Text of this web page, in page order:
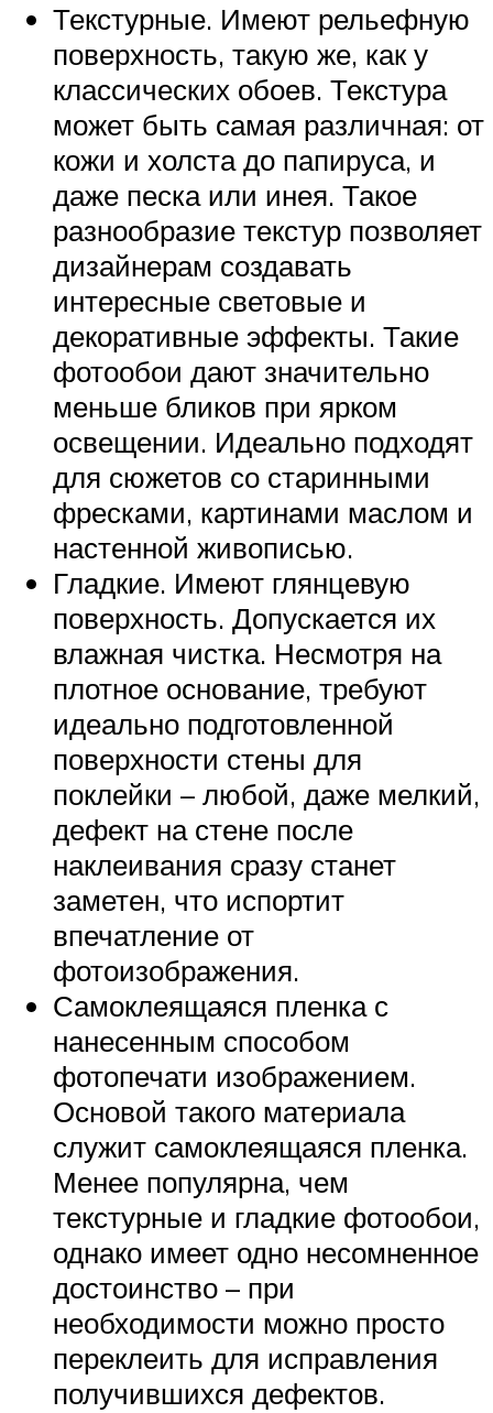
Текстурные. Имеют рельефную
поверхность, такую же, как у
классических обоев. Текстура
может быть самая различная: от
кожи и холста до папируса, и
даже песка или инея. Такое
разнообразие текстур позволяет
дизайнерам создавать
интересные световые и
декоративные эффекты. Такие
фотообои дают значительно
меньше бликов при ярком
освещении. Идеально подходят
для сюжетов со старинными
фресками, картинами маслом и
настенной живописью.
Гладкие. Имеют глянцевую
поверхность. Допускается их
влажная чистка. Несмотря на
плотное основание, требуют
идеально подготовленной
поверхности стены для
поклейки – любой, даже мелкий,
дефект на стене после
наклеивания сразу станет
заметен, что испортит
впечатление от
фотоизображения.
Самоклеящаяся пленка с
нанесенным способом
фотопечати изображением.
Основой такого материала
служит самоклеящаяся пленка.
Менее популярна, чем
текстурные и гладкие фотообои,
однако имеет одно несомненное
достоинство – при
необходимости можно просто
переклеить для исправления
получившихся дефектов.